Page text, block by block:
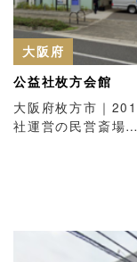
大阪府
公益社枚方会館
大阪府枚方市｜
社運営の民営斎場…